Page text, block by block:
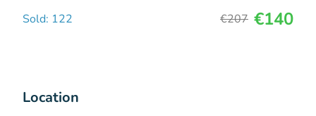
Sold: 122
€207 €140
Location